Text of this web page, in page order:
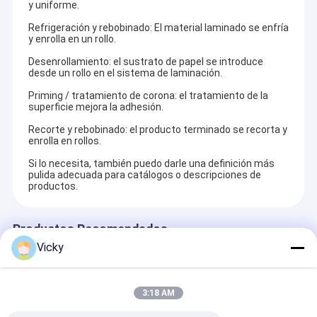
Máquina de capa de la protuberancia
máquina de recubrimiento de papel
El doble echó a un lado máquina que laminaba
Piezas de la máquina de la laminación
Máquina soplada derretimiento de la tela
y uniforme.
Refrigeración y rebobinado: El material laminado se enfría
y enrolla en un rollo.
Desenrollamiento: el sustrato de papel se introduce
desde un rollo en el sistema de laminación.
Priming / tratamiento de corona: el tratamiento de la
superficie mejora la adhesión.
Recorte y rebobinado: el producto terminado se recorta y
enrolla en rollos.
Si lo necesita, también puedo darle una definición más
pulida adecuada para catálogos o descripciones de
productos.
Productos Recomendados
Basándonos en nuestra experiencia en la industria de la
laminación por extrusión, junto con más socios,
crearemos un futuro mejor a través de soluciones más
inteligentes, más eficientes y más confiables.
Vicky
3:18 AM